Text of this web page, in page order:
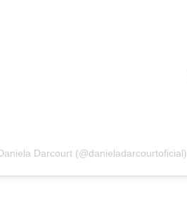
Darcourt (@danieladarcourtoficial)